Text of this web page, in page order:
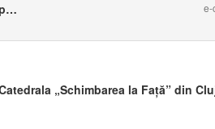
Programul din Săptămâna Mare în Catedrala „Schimbarea la Față” din Cluj-Napoca e-
„Schimbarea la Față” din